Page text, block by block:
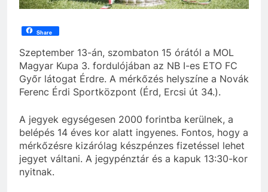
Share
Szeptember 13-án, szombaton 15 órától a MOL
Magyar Kupa 3. fordulójában az NB I-es ETO FC
Győr látogat Érdre. A mérkőzés helyszíne a Novák
Ferenc Érdi Sportközpont (Érd, Ercsi út 34.).
A jegyek egységesen 2000 forintba kerülnek, a
belépés 14 éves kor alatt ingyenes. Fontos, hogy a
mérkőzésre kizárólag készpénzes fizetéssel lehet
jegyet váltani. A jegypénztár és a kapuk 13:30-kor
nyitnak.